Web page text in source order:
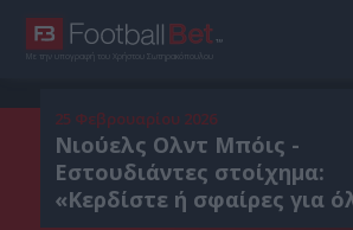
Με την υπογραφή του Χρήστου Σωτηρακόπουλου
25 Φεβρουαρίου 2026
Νιούελς Ολντ Μπόις -
Εστουδιάντες στοίχημα:
«Κερδίστε ή σφαίρες για